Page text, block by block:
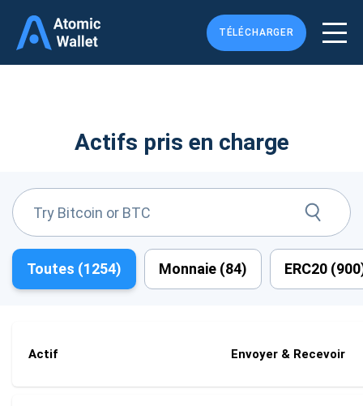
TÉLÉCHARGER
Actifs pris en charge
Toutes (1254) Monnaie (84) ERC20 (900
Actif Envoyer & Recevoir